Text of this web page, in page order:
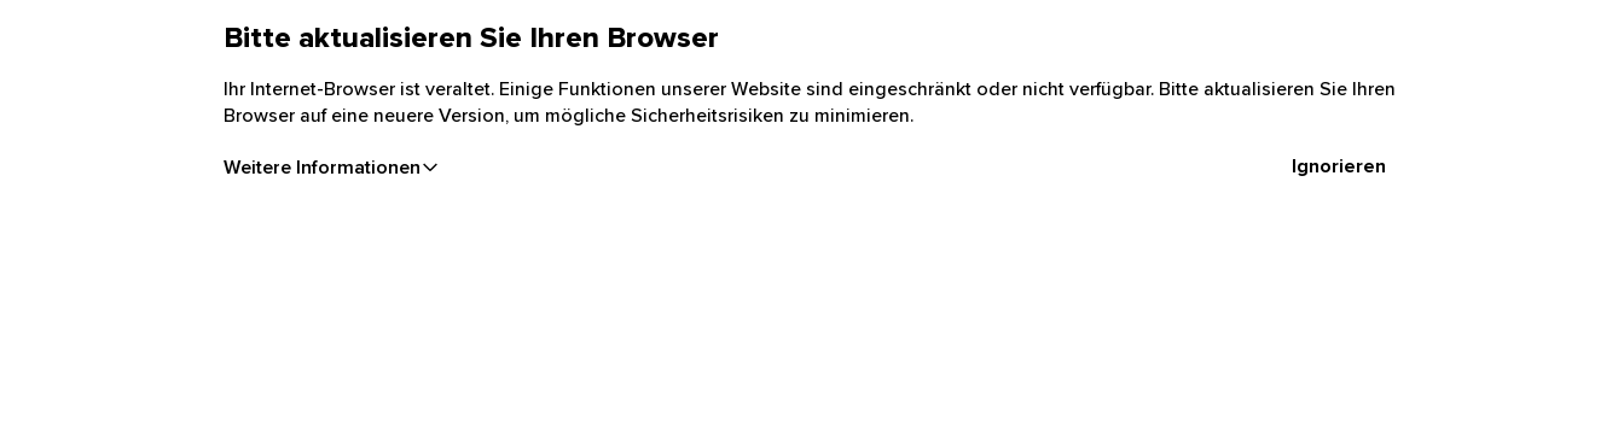
Bitte aktualisieren Sie Ihren Browser
Ihr Internet-Browser ist veraltet. Einige Funktionen unserer Website sind eingeschränkt oder nicht verfügbar. Bitte aktualisieren Sie Ihren
Browser auf eine neuere Version, um mögliche Sicherheitsrisiken zu minimieren.
Weitere Informationen Ignorieren